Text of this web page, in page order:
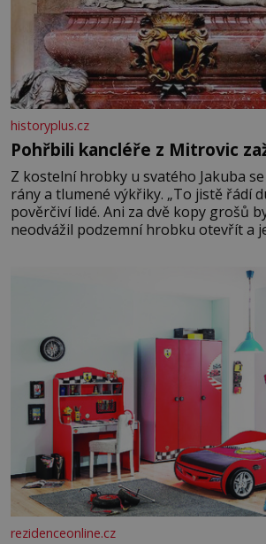
historyplus.cz
Pohřbili kancléře z Mitrovic
Z kostelní hrobky u svatého Jakuba
rány a tlumené výkřiky. „To jistě řádí
pověrčiví lidé. Ani za dvě kopy grošů
neodvážil podzemní hrobku otevřít a
rezidenceonline.cz